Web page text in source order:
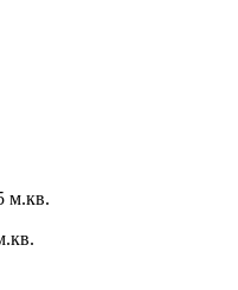
м.кв.